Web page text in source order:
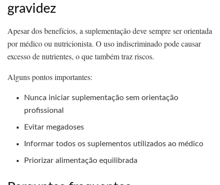
gravidez
Apesar dos benefícios, a suplementação deve sempre ser orientada
por médico ou nutricionista. O uso indiscriminado pode causar
excesso de nutrientes, o que também traz riscos.
Alguns pontos importantes:
Nunca iniciar suplementação sem orientação
profissional
Evitar megadoses
Informar todos os suplementos utilizados ao médico
Priorizar alimentação equilibrada